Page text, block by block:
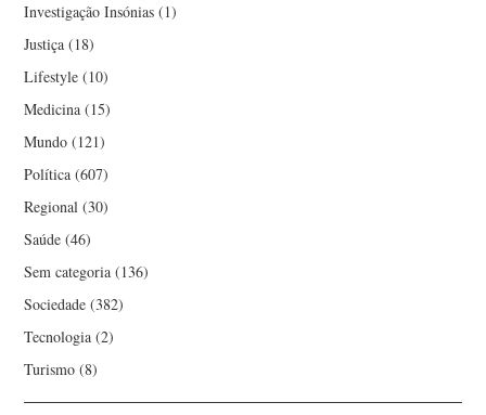
Investigação Insónias (1)
Justiça (18)
Lifestyle (10)
Medicina (15)
Mundo (121)
Política (607)
Regional (30)
Saúde (46)
Sem categoria (136)
Sociedade (382)
Tecnologia (2)
Turismo (8)